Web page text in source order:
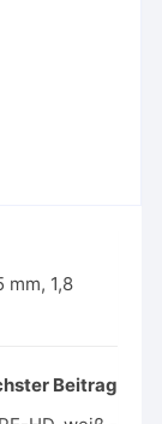
mm, 1,8
Beitrag